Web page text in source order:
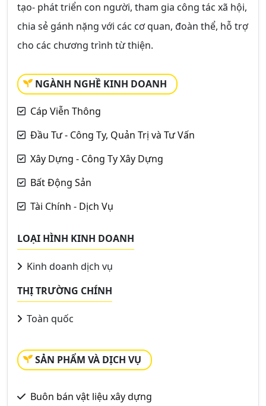
tạo- phát triển con người, tham gia công tác xã hội,
chia sẻ gánh nặng với các cơ quan, đoàn thể, hỗ trợ
cho các chương trình từ thiện.
NGÀNH NGHỀ KINH DOANH
Cáp Viễn Thông
Đầu Tư - Công Ty, Quản Trị và Tư Vấn
Xây Dựng - Công Ty Xây Dựng
Bất Động Sản
Tài Chính - Dịch Vụ
LOẠI HÌNH KINH DOANH
Kinh doanh dịch vụ
THỊ TRƯỜNG CHÍNH
Toàn quốc
SẢN PHẨM VÀ DỊCH VỤ
Buôn bán vật liệu xây dựng